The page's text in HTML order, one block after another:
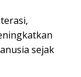
sejak